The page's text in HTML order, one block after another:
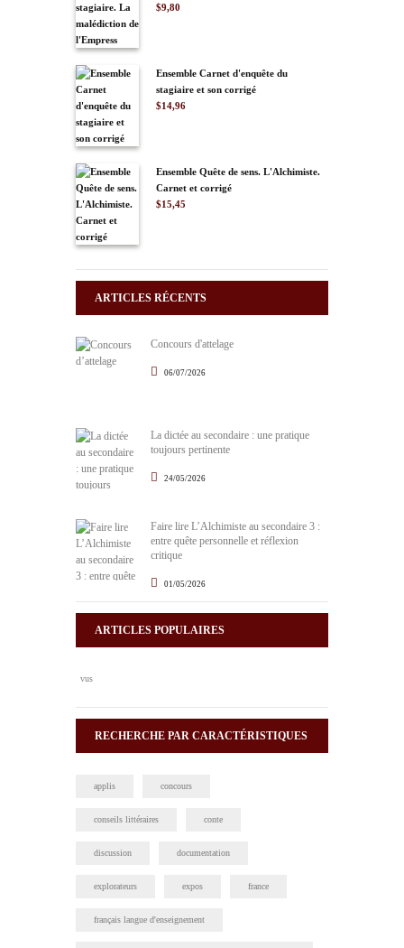
$9,80
Ensemble Carnet d'enquête du
stagiaire et son corrigé
$14,96
Ensemble Quête de sens. L'Alchimiste.
Carnet et corrigé
$15,45
ARTICLES RÉCENTS
Concours d'attelage
06/07/2026
La dictée au secondaire : une pratique
toujours pertinente
24/05/2026
Faire lire L’Alchimiste au secondaire 3 :
entre quête personnelle et réflexion
critique
01/05/2026
ARTICLES POPULAIRES
vus
RECHERCHE PAR CARACTÉRISTIQUES
applis concours
conseils littéraires conte
discussion documentation
explorateurs expos france
français langue d'enseignement